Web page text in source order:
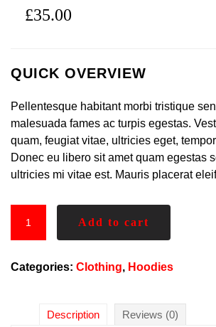
£35.00
QUICK OVERVIEW
Pellentesque habitant morbi tristique
malesuada fames ac turpis egestas.
quam, feugiat vitae, ultricies eget,
Donec eu libero sit amet quam egestas
ultricies mi vitae est. Mauris placerat
Add to cart
Categories: Clothing, Hoodies
Description Reviews (0)